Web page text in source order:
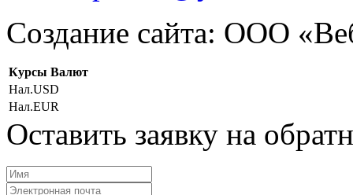
Создание сайта: ООО
Курсы Валют
Нал.USD
Нал.EUR
Оставить заявку на